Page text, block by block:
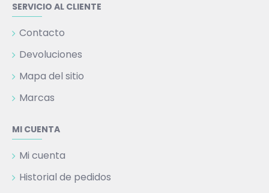
SERVICIO AL CLIENTE
Contacto
Devoluciones
Mapa del sitio
Marcas
MI CUENTA
Mi cuenta
Historial de pedidos